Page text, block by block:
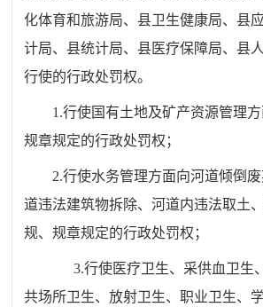
化体育和旅游局、县卫生健康局、县
计局、县统计局、县医疗保障局、县
行使的行政处罚权。
1.行使国有土地及矿产资源管理方
规章规定的行政处罚权；
2.行使水务管理方面向河道倾倒
道违法建筑物拆除、河道内违法取土
规、规章规定的行政处罚权；
3.行使医疗卫生、采供血卫生
共场所卫生、放射卫生、职业卫生、